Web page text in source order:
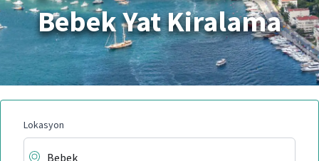
Bebek Yat Kiralama
Lokasyon